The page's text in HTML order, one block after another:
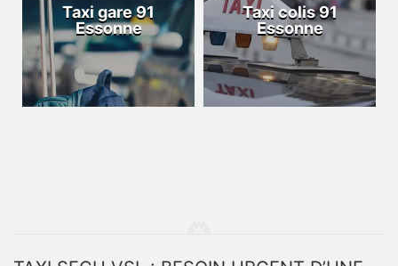
Taxi gare 91
Essonne
Taxi colis 91
Essonne